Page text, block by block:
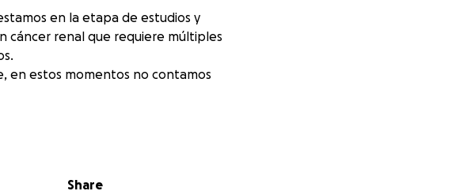
en la etapa de estudios y
cáncer renal que requiere múltiples
en estos momentos no contamos
Su enorme corazón la ha
las atenciones médicas que
Share